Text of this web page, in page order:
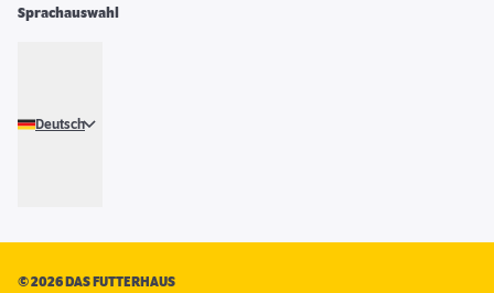
Sprachauswahl
Deutsch
©2026 DAS FUTTERHAUS